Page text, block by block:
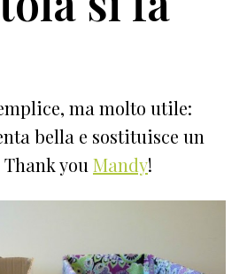
ma molto utile:
bella e sostituisce un
you Mandy!